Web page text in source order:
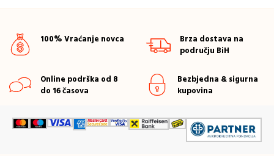
100% Vraćanje novca
Brza dostava na
području BiH
Online podrška od 8
do 16 časova
Bezbjedna & sigurna
kupovina